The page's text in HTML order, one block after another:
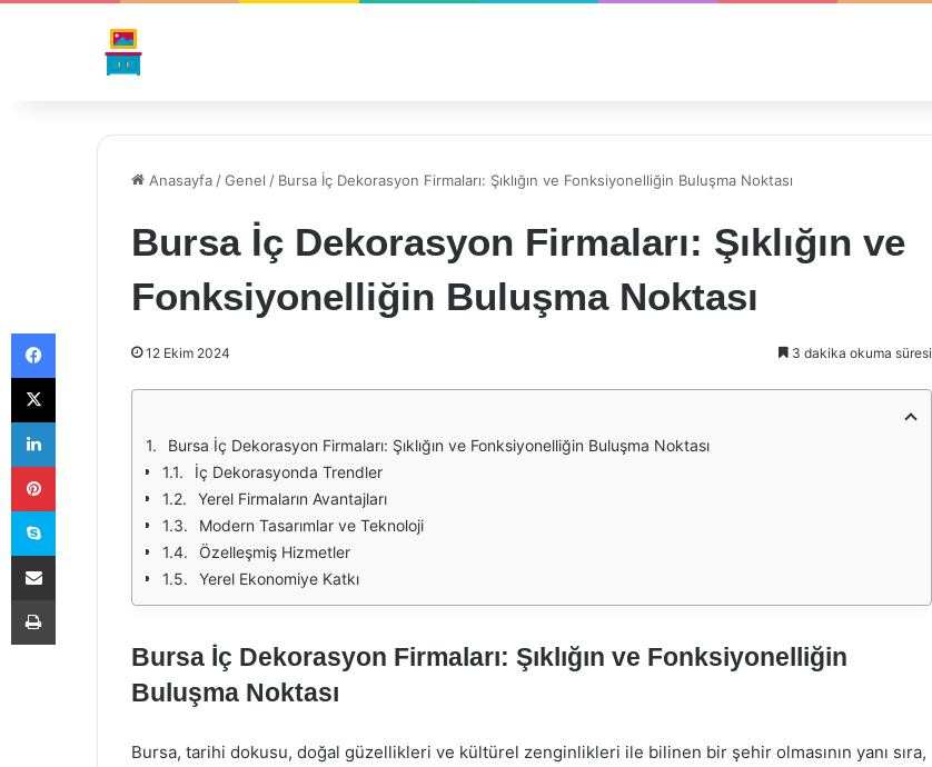
Anasayfa /Genel / Bursa İç Dekorasyon Firmaları: Şıklığın ve Fonksiyonelliğin Buluşma Noktası
Bursa İç Dekorasyon Firmaları: Şıklığın ve
Fonksiyonelliğin Buluşma Noktası
12 Ekim 2024 3 dakika okuma süresi
Bursa İç Dekorasyon Firmaları: Şıklığın ve Fonksiyonelliğin Buluşma Noktası
İç Dekorasyonda Trendler
Yerel Firmaların Avantajları
Modern Tasarımlar ve Teknoloji
Özelleşmiş Hizmetler
Yerel Ekonomiye Katkı
Bursa İç Dekorasyon Firmaları: Şıklığın ve Fonksiyonelliğin
Buluşma Noktası
Bursa, tarihi dokusu, doğal güzellikleri ve kültürel zenginlikleri ile bilinen bir şehir olmasının yanı sıra,
Facebook
X
LinkedIn
Pinterest
Skype
E-Posta ile paylaş